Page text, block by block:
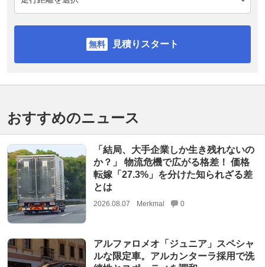
見積りスタート
おすすめのニュース
「結局、大手企業しか生き残れないの
か？」 物流危機で広がる格差！ 価格
転嫁「27.3%」を分けた知られざる差
とは
2026.08.07 Merkmal 0
アルファロメオ「ジュニア」スペシャ
ルな限定車。アルカンターラ採用で洗